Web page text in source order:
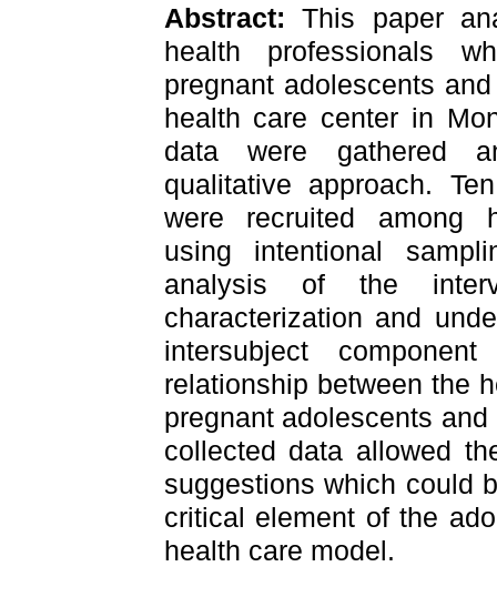
Abstract:This paper
health professionals
pregnant adolescents
health care center in
data were gathered
qualitative approach.
were recruited among
using intentional
analysis of the
characterization and
intersubject
relationship between the
pregnant adolescents
collected data allowed
suggestions which could
critical element of the
health care model.